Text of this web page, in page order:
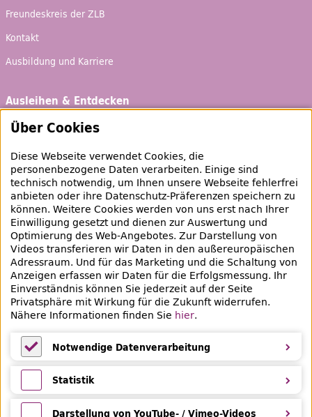
Freundeskreis der ZLB
Kontakt
Ausbildung und Karriere
Ausleihen & Entdecken
Schaufenster
Bibliotheksausweis
Highlights
Veranstaltungen & Lernangebote
Veranstaltungsübersicht
Lern- und Beratungsangebote
Eltern & Kinder
Ferien
Medientipps und Angebote
Über Cookies
Diese Webseite verwendet Cookies, die
personenbezogene Daten verarbeiten. Einige sind
technisch notwendig, um Ihnen unsere Webseite fehlerfrei
anbieten oder ihre Datenschutz-Präferenzen speichern zu
können. Weitere Cookies werden von uns erst nach Ihrer
Einwilligung gesetzt und dienen zur Auswertung und
Optimierung desWeb-Angebotes. Zur Darstellung von
Videos transferieren wir Daten in den außereuropäischen
Adressraum. Und für das Marketing und die Schaltung von
Anzeigen erfassen wir Daten für die Erfolgsmessung. Ihr
Einverständnis können Sie jederzeit auf der Seite
Privatsphäre mit Wirkung für die Zukunft widerrufen.
Nähere Informationen finden Sie hier.
Notwendige Datenverarbeitung
Notwendige Datenverarbeitung
Statistik
StatistikDarstellung von YouTube- / Vimeo-Videos